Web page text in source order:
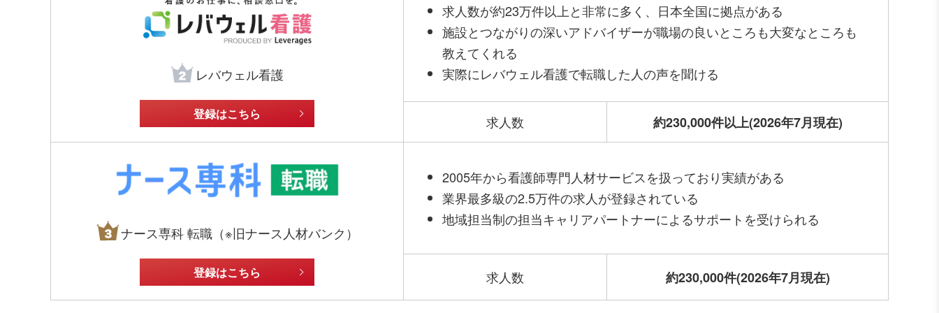
レバウェル看護
登録はこちら
求人数が約23万件以上と非常に多く、日本全国に拠点がある
施設とつながりの深いアドバイザーが職場の良いところも大変なところも
教えてくれる
実際にレバウェル看護で転職した人の声を聞ける
求人数 約230,000件以上(2026年7月現在)
ナース専科 転職（※旧ナース人材バンク）
登録はこちら
2005年から看護師専門人材サービスを扱っており実績がある
業界最多級の2.5万件の求人が登録されている
地域担当制の担当キャリアパートナーによるサポートを受けられる
求人数 約230,000件(2026年7月現在)